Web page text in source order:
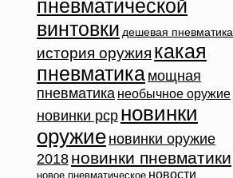
пневматической
винтовки дешевая пневматика
история оружия какая
пневматика мощная
пневматика необычное оружие
новинки pcp новинки
оружие новинки оружие
2018 новинки пневматики
новое пневматическое новости